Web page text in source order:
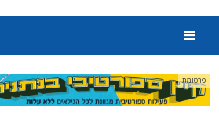
פרסומת